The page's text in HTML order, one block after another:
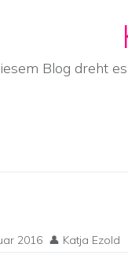
Blog dreht
Navigation
2016 Katja Ezold